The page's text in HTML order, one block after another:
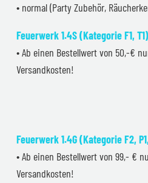
• normal (Party Zubehör,
Feuerwerk 1.4S (Kategorie F1, T1)
• Ab einen Bestellwert von 50,-€
Versandkosten!
Feuerwerk 1.4G (Kategorie F2,
• Ab einen Bestellwert von 99,- €
Versandkosten!